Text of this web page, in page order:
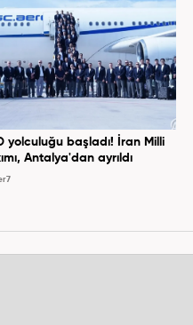
yolculuğu başladı! İran Milli
Antalya'dan ayrıldı